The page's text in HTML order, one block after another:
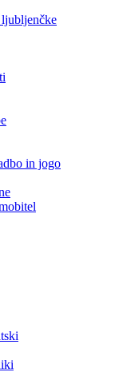
in jogo